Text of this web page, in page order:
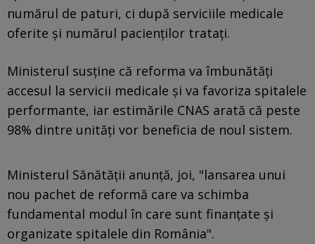
numărul de paturi, ci după serviciile medicale
oferite și numărul pacienților tratați.
Ministerul susține că reforma va îmbunătăți
accesul la servicii medicale și va favoriza spitalele
performante, iar estimările CNAS arată că peste
98% dintre unități vor beneficia de noul sistem.
Ministerul Sănătăţii anunţă, joi, "lansarea unui
nou pachet de reformă care va schimba
fundamental modul în care sunt finanţate şi
organizate spitalele din România".